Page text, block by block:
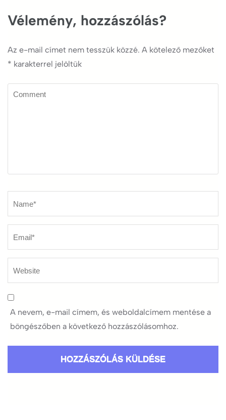
Vélemény, hozzászólás?
Az e-mail címet nem tesszük közzé. A kötelező mezőket
* karakterrel jelöltük
Comment
A nevem, e-mail címem, és weboldalcímem mentése a
böngészőben a következő hozzászólásomhoz.